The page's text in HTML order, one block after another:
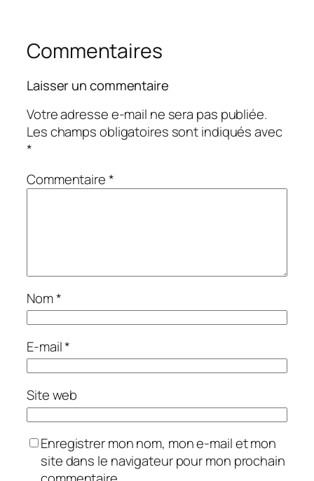
Commentaires
Laisser un commentaire
Votre adresse e-mail ne sera pas publiée.
Les champs obligatoires sont indiqués avec
*
Commentaire*
Nom*
E-mail*
Site web
Enregistrer mon nom, mon e-mail et mon
site dans le navigateur pour mon prochain